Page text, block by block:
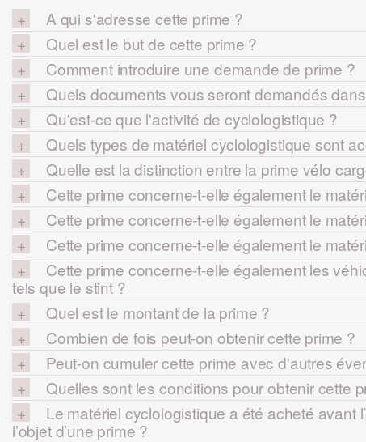
A qui s'adresse cette prime ?
Quel est le but de cette prime ?
Comment introduire une demande de prime ?
Quels documents vous seront demandés
Qu'est-ce que l'activité de cyclologistique ?
Quels types de matériel cyclologistique sont
Quelle est la distinction entre la prime vélo
Cette prime concerne-t-elle également le
Cette prime concerne-t-elle également le
Cette prime concerne-t-elle également le
Cette prime concerne-t-elle également les
tels que le stint ?
Quel est le montant de la prime ?
Combien de fois peut-on obtenir cette prime ?
Peut-on cumuler cette prime avec d'autres
Quelles sont les conditions pour obtenir cette
Le matériel cyclologistique a été acheté avant
l’objet d’une prime ?